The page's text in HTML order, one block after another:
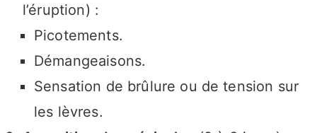
l’éruption) :
Picotements.
Démangeaisons.
Sensation de brûlure ou de tension sur
les lèvres.